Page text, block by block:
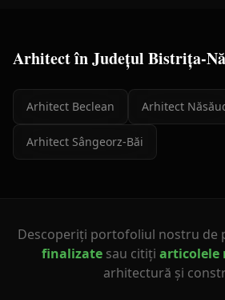
Arhitectîn Județul Bistrița-
Arhitect Beclean Arhitect
Arhitect Sângeorz-Băi
Descoperiți portofoliul nostru de
finalizate sau citiți articolele
arhitectură și